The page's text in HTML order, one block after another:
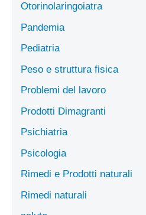
Otorinolaringoiatra
Pandemia
Pediatria
Peso e struttura fisica
Problemi del lavoro
Prodotti Dimagranti
Psichiatria
Psicologia
Rimedi e Prodotti naturali
Rimedi naturali